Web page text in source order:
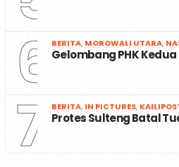
6 BERITA, MOROWALI UTARA,
Gelombang PHK Kedua
7 BERITA, IN PICTURES,
Protes Sulteng Batal